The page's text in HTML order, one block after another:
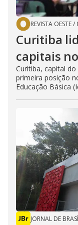
REVISTA OESTE/
Curitiba
capitais
Curitiba, capital
primeira posição
Educação Básica
JORNAL DE